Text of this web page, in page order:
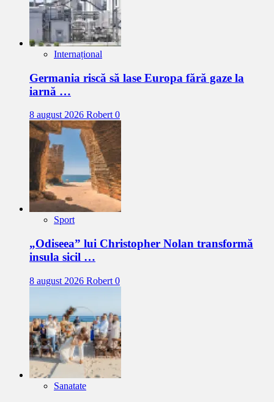
Internațional
Germania riscă să lase Europa fără gaze la
iarnă …
8 august 2026 Robert0
Sport
„Odiseea” lui Christopher Nolan transformă
insula sicil …
8 august 2026 Robert 0
Sanatate